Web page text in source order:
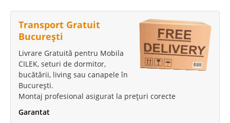
Transport Gratuit
București
Livrare Gratuită pentru Mobila
CILEK, seturi de dormitor,
bucătării, living sau canapele în
București.
Montaj profesional asigurat la prețuri corecte
Garantat